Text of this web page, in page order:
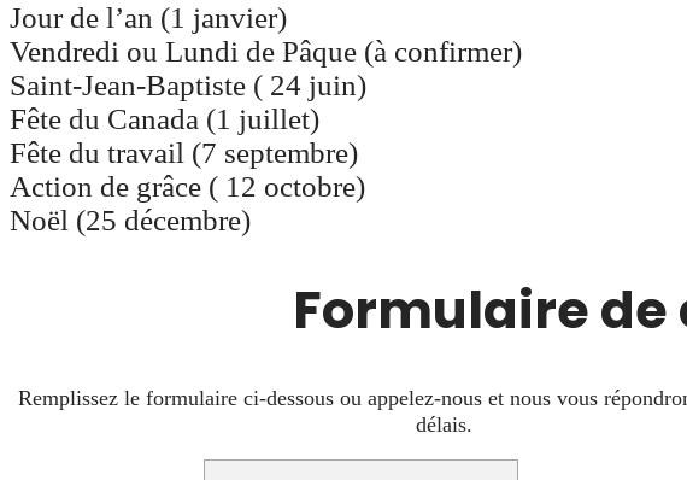
Jour de l’an (1 janvier)
Vendredi ou Lundi de Pâque (à confirmer)
Saint-Jean-Baptiste ( 24 juin)
Fête du Canada (1 juillet)
Fête du travail (7 septembre)
Action de grâce ( 12 octobre)
Noël (25 décembre)
Formulaire
Remplissez le formulaire ci-dessous ou appelez-nous et nous vous
délais.